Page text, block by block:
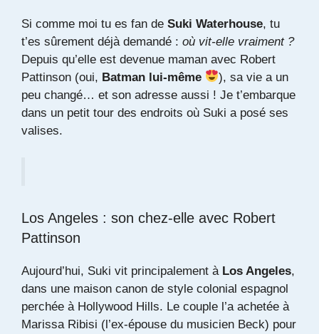
Si comme moi tu es fan de Suki Waterhouse, tu
t’es sûrement déjà demandé : où vit-elle vraiment ?
Depuis qu’elle est devenue maman avec Robert
Pattinson (oui, Batman lui-même
), sa vie a un
peu changé… et son adresse aussi ! Je t’embarque
dans un petit tour des endroits où Suki a posé ses
valises.
Los Angeles : son chez-elle avec Robert
Pattinson
Aujourd’hui, Suki vit principalement à Los Angeles,
dans une maison canon de style colonial espagnol
perchée à Hollywood Hills. Le couple l’a achetée à
Marissa Ribisi (l’ex-épouse du musicien Beck) pour